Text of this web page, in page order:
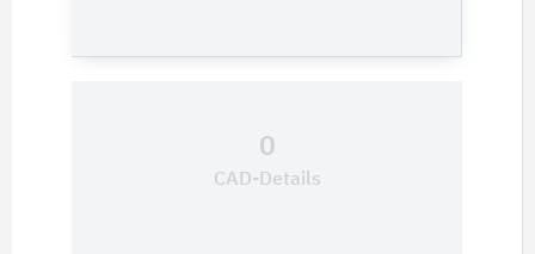
0
CAD-Details